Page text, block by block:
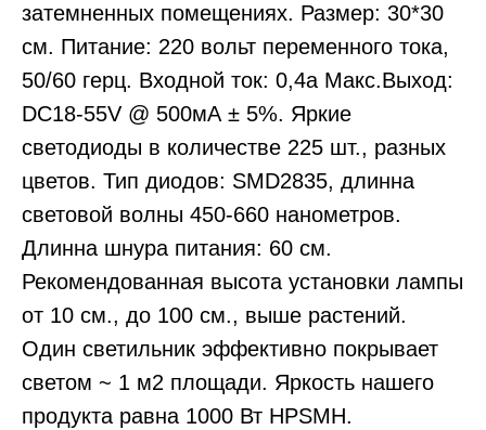
затемненных помещениях. Размер: 30*30
см. Питание: 220 вольт переменного тока,
50/60 герц. Входной ток: 0,4a Макс.Выход:
DC18-55V @ 500мА ± 5%. Яркие
светодиоды в количестве 225 шт., разных
цветов. Тип диодов: SMD2835, длинна
световой волны 450-660 нанометров.
Длинна шнура питания: 60 см.
Рекомендованная высота установки лампы
от 10 см., до 100 см., выше растений.
Один светильник эффективно покрывает
светом ~ 1 м2 площади. Яркость нашего
продукта равна 1000 Вт HPSMH.